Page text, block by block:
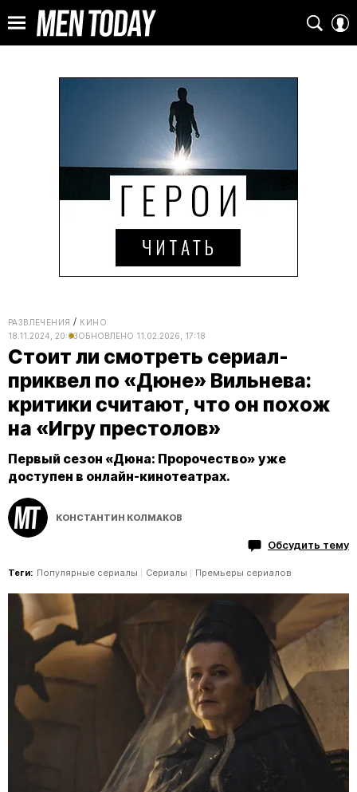
РАЗВЛЕЧЕНИЯ
КИНО
18.11.2024, 20:03ОБНОВЛЕНО 11.02.2026, 17:18
Стоит ли смотреть сериал-
приквел по «Дюне» Вильнева:
критики считают, что он похож
на «Игру престолов»
Первый сезон «Дюна: Пророчество» уже
доступен в онлайн-кинотеатрах.
КОНСТАНТИН КОЛМАКОВ
Обсудить тему
Теги: Популярные сериалы Сериалы Премьеры сериалов